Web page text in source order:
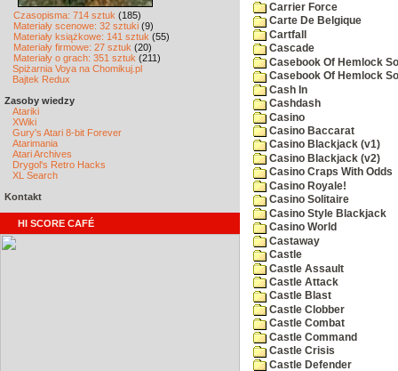
Czasopisma: 714 sztuk (185)
Materiały scenowe: 32 sztuki (9)
Materiały książkowe: 141 sztuk (55)
Materiały firmowe: 27 sztuk (20)
Materiały o grach: 351 sztuk (211)
Spiżarnia Voya na Chomikuj.pl
Bajtek Redux
Zasoby wiedzy
Atariki
XWiki
Gury's Atari 8-bit Forever
Atarimania
Atari Archives
Drygol's Retro Hacks
XL Search
Kontakt
HI SCORE CAFÉ
Carrier Force
Carte De Belgique
Cartfall
Cascade
Casebook Of Hemlock
Casebook Of Hemlock
Cash In
Cashdash
Casino
Casino Baccarat
Casino Blackjack (v1)
Casino Blackjack (v2)
Casino Craps With Odds
Casino Royale!
Casino Solitaire
Casino Style Blackjack
Casino World
Castaway
Castle
Castle Assault
Castle Attack
Castle Blast
Castle Clobber
Castle Combat
Castle Command
Castle Crisis
Castle Defender